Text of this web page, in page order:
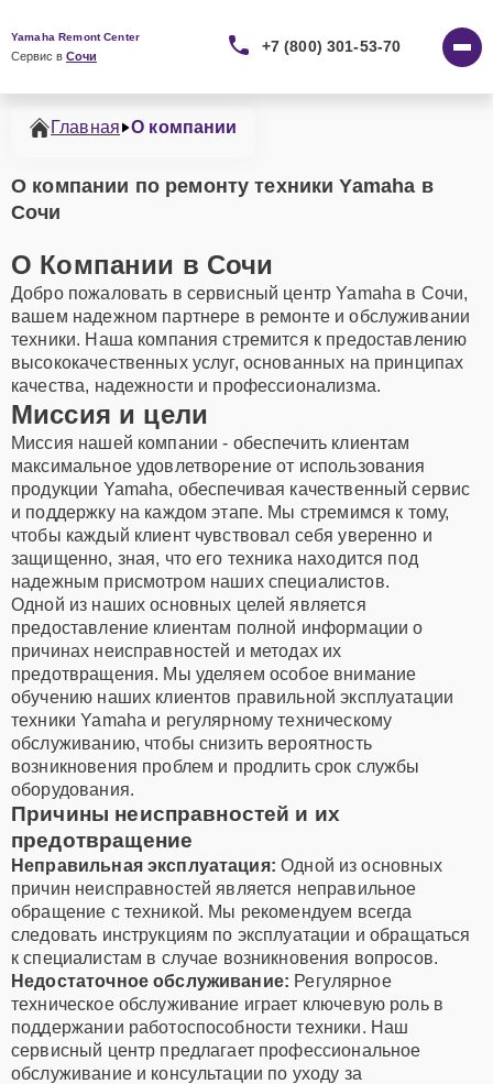
Yamaha Remont Center
Сервис в Сочи
+7 (800) 301-53-70
Главная О компании
О компании по ремонту техники Yamaha в
Сочи
О Компании в Сочи
Добро пожаловать в сервисный центр Yamaha в Сочи,
вашем надежном партнере в ремонте и обслуживании
техники. Наша компания стремится к предоставлению
высококачественных услуг, основанных на принципах
качества, надежности и профессионализма.
Миссия и цели
Миссия нашей компании - обеспечить клиентам
максимальное удовлетворение от использования
продукции Yamaha, обеспечивая качественный сервис
и поддержку на каждом этапе. Мы стремимся к тому,
чтобы каждый клиент чувствовал себя уверенно и
защищенно, зная, что его техника находится под
надежным присмотром наших специалистов.
Одной из наших основных целей является
предоставление клиентам полной информации о
причинах неисправностей и методах их
предотвращения. Мы уделяем особое внимание
обучению наших клиентов правильной эксплуатации
техники Yamaha и регулярному техническому
обслуживанию, чтобы снизить вероятность
возникновения проблем и продлить срок службы
оборудования.
Причины неисправностей и их
предотвращение
Неправильная эксплуатация: Одной из основных
причин неисправностей является неправильное
обращение с техникой. Мы рекомендуем всегда
следовать инструкциям по эксплуатации и обращаться
к специалистам в случае возникновения вопросов.
Недостаточное обслуживание: Регулярное
техническое обслуживание играет ключевую роль в
поддержании работоспособности техники. Наш
сервисный центр предлагает профессиональное
обслуживание и консультации по уходу за